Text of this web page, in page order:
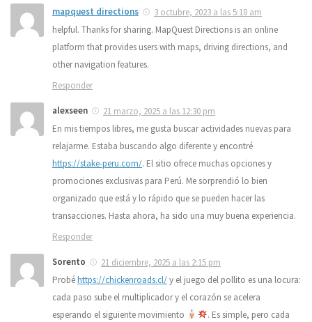
mapquest directions
3 octubre, 2023 a las 5:18 am
helpful. Thanks for sharing. MapQuest Directions is an online
platform that provides users with maps, driving directions, and
other navigation features.
Responder
alexseen
21 marzo, 2025 a las 12:30 pm
En mis tiempos libres, me gusta buscar actividades nuevas para
relajarme. Estaba buscando algo diferente y encontré
https://stake-peru.com/. El sitio ofrece muchas opciones y
promociones exclusivas para Perú. Me sorprendió lo bien
organizado que está y lo rápido que se pueden hacer las
transacciones. Hasta ahora, ha sido una muy buena experiencia.
Responder
Sorento
21 diciembre, 2025 a las 2:15 pm
Probéhttps://chickenroads.cl/y el juego del pollito es una locura:
cada paso sube el multiplicador y el corazón se acelera
esperando el siguiente movimiento
. Es simple, pero cada